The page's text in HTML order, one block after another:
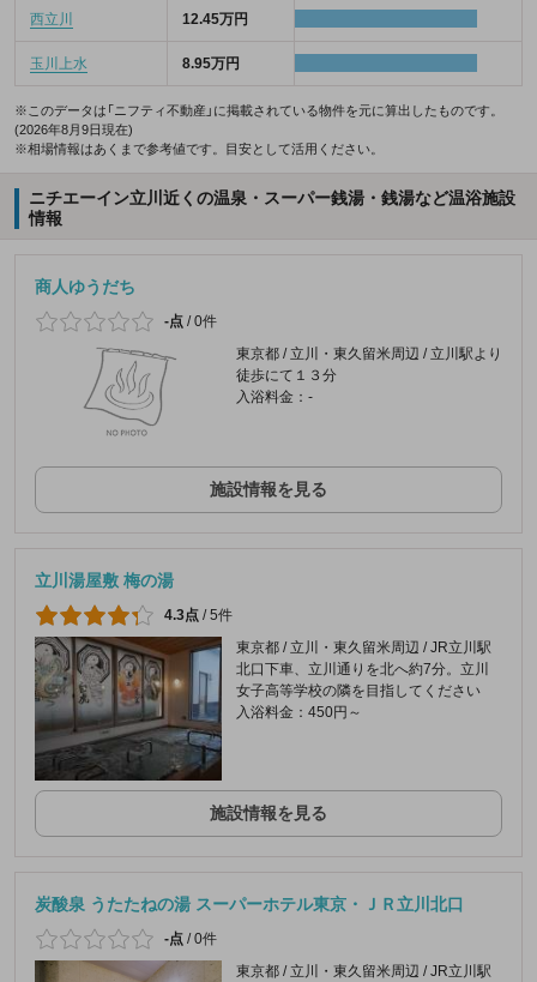
西立川 12.45万円
玉川上水 8.95万円
※このデータは「ニフティ不動産」に掲載されている物件を元に算出したものです。
(2026年8月9日現在)
※相場情報はあくまで参考値です。目安として活用ください。
ニチエーイン立川近くの温泉・スーパー銭湯・銭湯など温浴施設
情報
商人ゆうだち
-点 /0件
東京都 / 立川・東久留米周辺 / 立川駅より
徒歩にて１３分
入浴料金：-
施設情報を見る
立川湯屋敷 梅の湯
4.3点 /5件
東京都 / 立川・東久留米周辺 / JR立川駅
北口下車、立川通りを北へ約7分。立川
女子高等学校の隣を目指してください
入浴料金：450円～
施設情報を見る
炭酸泉 うたたねの湯 スーパーホテル東京・ＪＲ立川北口
-点 /0件
東京都 / 立川・東久留米周辺 / JR立川駅